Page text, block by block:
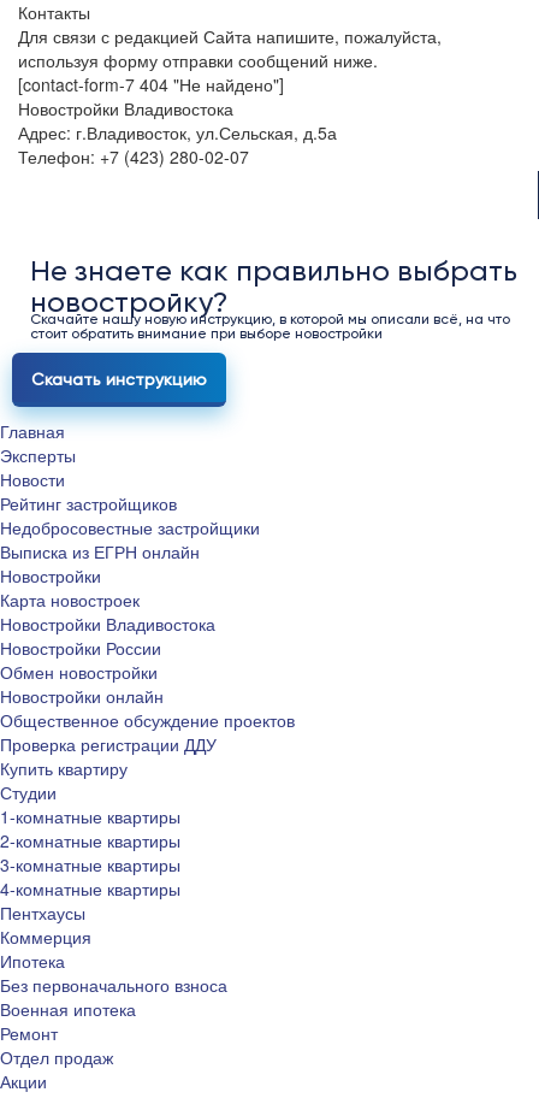
Контакты
Для связи с редакцией Сайта напишите, пожалуйста,
используя форму отправки сообщений ниже.
[contact-form-7 404 "Не найдено"]
Новостройки Владивостока
Адрес: г.Владивосток, ул.Сельская, д.5а
Телефон: +7 (423) 280-02-07
Не знаете как правильно выбрать
новостройку?
Скачайте нашу новую инструкцию, в которой мы описали всё, на что
стоит обратить внимание при выборе новостройки
Скачать инструкцию
Главная
Эксперты
Новости
Рейтинг застройщиков
Недобросовестные застройщики
Выписка из ЕГРН онлайн
Новостройки
Карта новостроек
Новостройки Владивостока
Новостройки России
Обмен новостройки
Новостройки онлайн
Общественное обсуждение проектов
Проверка регистрации ДДУ
Купить квартиру
Студии
1-комнатные квартиры
2-комнатные квартиры
3-комнатные квартиры
4-комнатные квартиры
Пентхаусы
Коммерция
Ипотека
Без первоначального взноса
Военная ипотека
Ремонт
Отдел продаж
Акции